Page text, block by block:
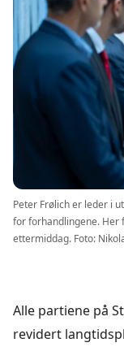
Peter Frølich er leder i
for forhandlingene. Her
ettermiddag. Foto:
Alle partiene på
revidert